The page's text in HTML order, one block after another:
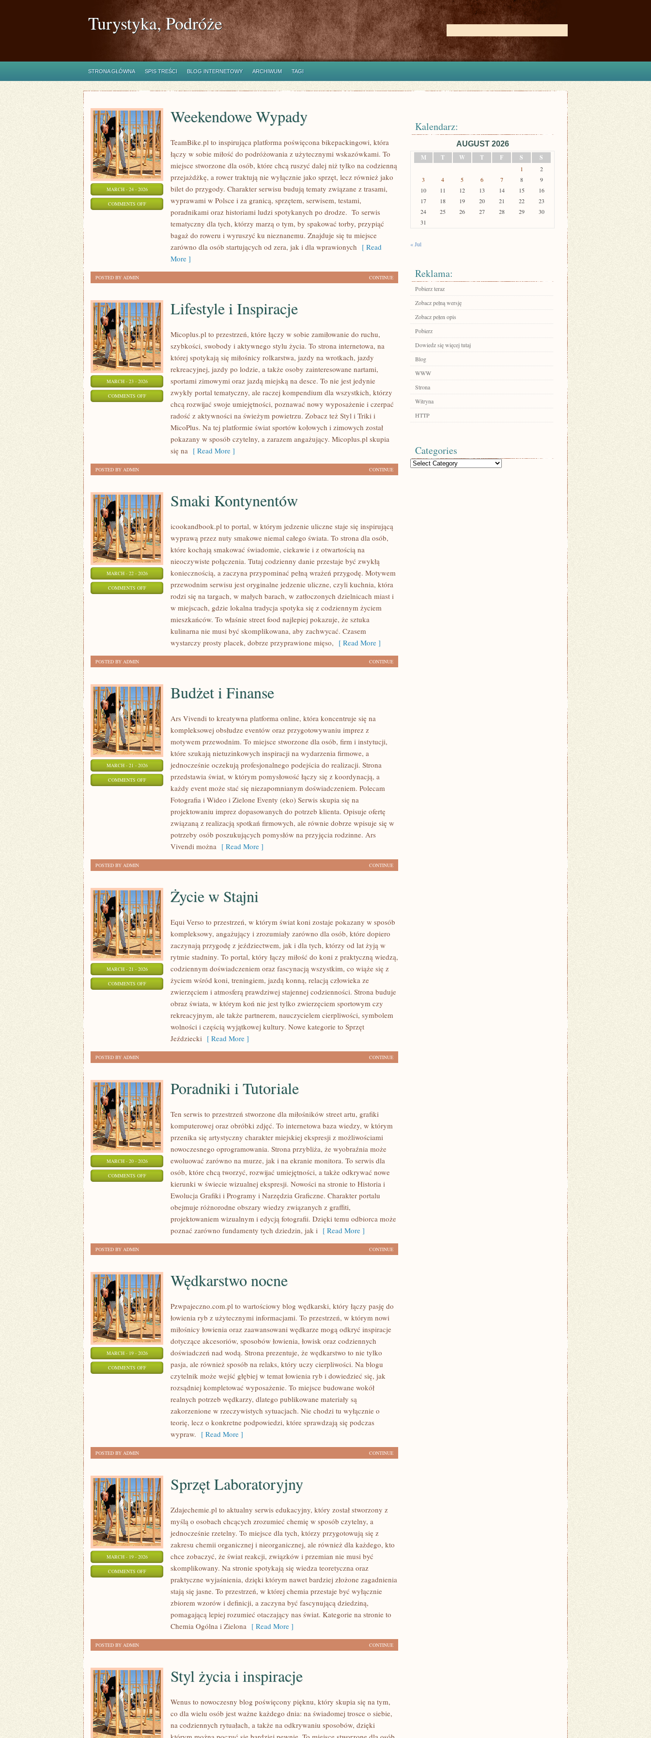
Turystyka, Podróże
STRONA GŁÓWNA SPIS TREŚCI BLOG INTERNETOWY ARCHIWUM TAGI
MARCH - 24 - 2026
COMMENTS OFFON
WEEKENDOWE
Weekendowe Wypady
TeamBike.pl to inspirująca platforma poświęcona bikepackingowi, która
łączy w sobie miłość do podróżowania z użytecznymi wskazówkami. To
miejsce stworzone dla osób, które chcą ruszyć dalej niż tylko na codzienną
przejażdżkę, a rower traktują nie wyłącznie jako sprzęt, lecz również jako
bilet do przygody. Charakter serwisu budują tematy związane z trasami,
wyprawami w Polsce i za granicą, sprzętem, serwisem, testami,
poradnikami oraz historiami ludzi spotykanych po drodze. To serwis
tematyczny dla tych, którzy marzą o tym, by spakować torby, przypiąć
bagaż do roweru i wyruszyć ku nieznanemu. Znajduje się tu miejsce
zarówno dla osób startujących od zera, jak i dla wprawionych [ Read
More ]
CONTINUE
POSTED BY ADMIN
MARCH - 23 - 2026
COMMENTS OFFON
LIFESTYLE
INSPIRACJE
Lifestyle i Inspiracje
Micoplus.pl to przestrzeń, które łączy w sobie zamiłowanie do ruchu,
szybkości, swobody i aktywnego stylu życia. To strona internetowa, na
której spotykają się miłośnicy rolkarstwa, jazdy na wrotkach, jazdy
rekreacyjnej, jazdy po lodzie, a także osoby zainteresowane nartami,
sportami zimowymi oraz jazdą miejską na desce. To nie jest jedynie
zwykły portal tematyczny, ale raczej kompendium dla wszystkich, którzy
chcą rozwijać swoje umiejętności, poznawać nowy wyposażenie i czerpać
radość z aktywności na świeżym powietrzu. Zobacz też Styl i Triki i
MicoPlus. Na tej platformie świat sportów kołowych i zimowych został
pokazany w sposób czytelny, a zarazem angażujący. Micoplus.pl skupia
się na [ Read More ]
CONTINUE
POSTED BY ADMIN
MARCH - 22 - 2026
COMMENTS OFFON
KONTYNENTÓW
Smaki Kontynentów
icookandbook.pl to portal, w którym jedzenie uliczne staje się inspirującą
wyprawą przez nuty smakowe niemal całego świata. To strona dla osób,
które kochają smakować świadomie, ciekawie i z otwartością na
nieoczywiste połączenia. Tutaj codzienny danie przestaje być zwykłą
koniecznością, a zaczyna przypominać pełną wrażeń przygodę. Motywem
przewodnim serwisu jest oryginalne jedzenie uliczne, czyli kuchnia, która
rodzi się na targach, w małych barach, w zatłoczonych dzielnicach miast i
w miejscach, gdzie lokalna tradycja spotyka się z codziennym życiem
mieszkańców. To właśnie street food najlepiej pokazuje, że sztuka
kulinarna nie musi być skomplikowana, aby zachwycać. Czasem
wystarczy prosty placek, dobrze przyprawione mięso, [ Read More ]
CONTINUE
POSTED BY ADMIN
MARCH - 21 - 2026
COMMENTS OFFON
Budżet i Finanse
Ars Vivendi to kreatywna platforma online, która koncentruje się na
kompleksowej obsłudze eventów oraz przygotowywaniu imprez z
motywem przewodnim. To miejsce stworzone dla osób, firm i instytucji,
które szukają nietuzinkowych inspiracji na wydarzenia firmowe, a
jednocześnie oczekują profesjonalnego podejścia do realizacji. Strona
przedstawia świat, w którym pomysłowość łączy się z koordynacją, a
każdy event może stać się niezapomnianym doświadczeniem. Polecam
Fotografia i Wideo i Zielone Eventy (eko) Serwis skupia się na
projektowaniu imprez dopasowanych do potrzeb klienta. Opisuje ofertę
związaną z realizacją spotkań firmowych, ale równie dobrze wpisuje się w
potrzeby osób poszukujących pomysłów na przyjęcia rodzinne. Ars
Vivendi można [ Read More ]
CONTINUE
POSTED BY ADMIN
MARCH - 21 - 2026
COMMENTS OFFON
Życie w Stajni
Equi Verso to przestrzeń, w którym świat koni zostaje pokazany w sposób
kompleksowy, angażujący i zrozumiały zarówno dla osób, które dopiero
zaczynają przygodę z jeździectwem, jak i dla tych, którzy od lat żyją w
rytmie stadniny. To portal, który łączy miłość do koni z praktyczną wiedzą,
codziennym doświadczeniem oraz fascynacją wszystkim, co wiąże się z
życiem wśród koni, treningiem, jazdą konną, relacją człowieka ze
zwierzęciem i atmosferą prawdziwej stajennej codzienności. Strona buduje
obraz świata, w którym koń nie jest tylko zwierzęciem sportowym czy
rekreacyjnym, ale także partnerem, nauczycielem cierpliwości, symbolem
wolności i częścią wyjątkowej kultury. Nowe kategorie to Sprzęt
Jeździecki [ Read More ]
CONTINUE
POSTED BY ADMIN
MARCH - 20 - 2026
COMMENTS OFFON
PORADNIKI
TUTORIALE
Poradniki i Tutoriale
Ten serwis to przestrzeń stworzone dla miłośników street artu, grafiki
komputerowej oraz obróbki zdjęć. To internetowa baza wiedzy, w którym
przenika się artystyczny charakter miejskiej ekspresji z możliwościami
nowoczesnego oprogramowania. Strona przybliża, że wyobraźnia może
ewoluować zarówno na murze, jak i na ekranie monitora. To serwis dla
osób, które chcą tworzyć, rozwijać umiejętności, a także odkrywać nowe
kierunki w świecie wizualnej ekspresji. Nowości na stronie to Historia i
Ewolucja Grafiki i Programy i Narzędzia Graficzne. Charakter portalu
obejmuje różnorodne obszary wiedzy związanych z graffiti,
projektowaniem wizualnym i edycją fotografii. Dzięki temu odbiorca może
poznać zarówno fundamenty tych dziedzin, jak i [ Read More ]
CONTINUE
POSTED BY ADMIN
MARCH - 19 - 2026
COMMENTS OFFON
WĘDKARSTWO
Wędkarstwo nocne
Pzwpajeczno.com.pl to wartościowy blog wędkarski, który łączy pasję do
łowienia ryb z użytecznymi informacjami. To przestrzeń, w którym nowi
miłośnicy łowienia oraz zaawansowani wędkarze mogą odkryć inspiracje
dotyczące akcesoriów, sposobów łowienia, łowisk oraz codziennych
doświadczeń nad wodą. Strona prezentuje, że wędkarstwo to nie tylko
pasja, ale również sposób na relaks, który uczy cierpliwości. Na blogu
czytelnik może wejść głębiej w temat łowienia ryb i dowiedzieć się, jak
rozsądniej kompletować wyposażenie. To miejsce budowane wokół
realnych potrzeb wędkarzy, dlatego publikowane materiały są
zakorzenione w rzeczywistych sytuacjach. Nie chodzi tu wyłącznie o
teorię, lecz o konkretne podpowiedzi, które sprawdzają się podczas
wypraw. [ Read More ]
CONTINUE
POSTED BY ADMIN
MARCH - 19 - 2026
COMMENTS OFFON
LABORATORYJNY
Sprzęt Laboratoryjny
Zdajechemie.pl to aktualny serwis edukacyjny, który został stworzony z
myślą o osobach chcących zrozumieć chemię w sposób czytelny, a
jednocześnie rzetelny. To miejsce dla tych, którzy przygotowują się z
zakresu chemii organicznej i nieorganicznej, ale również dla każdego, kto
chce zobaczyć, że świat reakcji, związków i przemian nie musi być
skomplikowany. Na stronie spotykają się wiedza teoretyczna oraz
praktyczne wyjaśnienia, dzięki którym nawet bardziej złożone zagadnienia
stają się jasne. To przestrzeń, w której chemia przestaje być wyłącznie
zbiorem wzorów i definicji, a zaczyna być fascynującą dziedziną,
pomagającą lepiej rozumieć otaczający nas świat. Kategorie na stronie to
Chemia Ogólna i Zielona [ Read More ]
CONTINUE
POSTED BY ADMIN
Styl życia i inspiracje
Wenus to nowoczesny blog poświęcony pięknu, który skupia się na tym,
co dla wielu osób jest ważne każdego dnia: na świadomej trosce o siebie,
na codziennych rytuałach, a także na odkrywaniu sposobów, dzięki
Kalendarz:
AUGUST 2026
M
T W T F S S
1
2
3
4 5 6 7 8
9
10
11 12 13 14 15
16
17
18 19 20 21 22
23
24
25 26 27 28 29
30
31
« Jul
Reklama:
Pobierz teraz
Zobacz pełną wersję
Zobacz pełen opis
Pobierz
Dowiedz się więcej tutaj
Blog
WWW
Strona
Witryna
HTTP
Categories
Categories